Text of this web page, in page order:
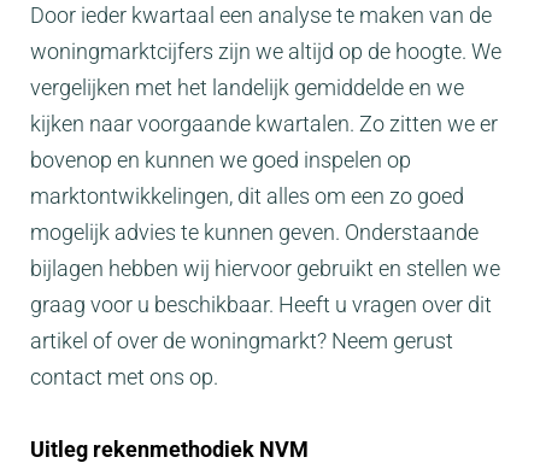
Door ieder kwartaal een analyse te maken van de
woningmarktcijfers zijn we altijd op de hoogte. We
vergelijken met het landelijk gemiddelde en we
kijken naar voorgaande kwartalen. Zo zitten we er
bovenop en kunnen we goed inspelen op
marktontwikkelingen, dit alles om een zo goed
mogelijk advies te kunnen geven. Onderstaande
bijlagen hebben wij hiervoor gebruikt en stellen we
graag voor u beschikbaar. Heeft u vragen over dit
artikel of over de woningmarkt? Neem gerust
contact met ons op.
Uitleg rekenmethodiek NVM